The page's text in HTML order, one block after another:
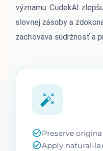
Preserve
Apply natural-
významu. CudekAI
slovnej zásoby a
zachováva súdržnosť a